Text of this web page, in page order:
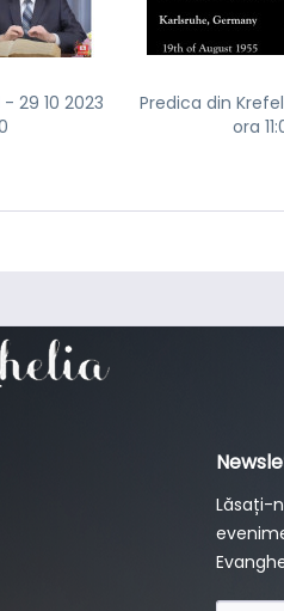
29 10 2023
Predica din
ora
Lăsați-